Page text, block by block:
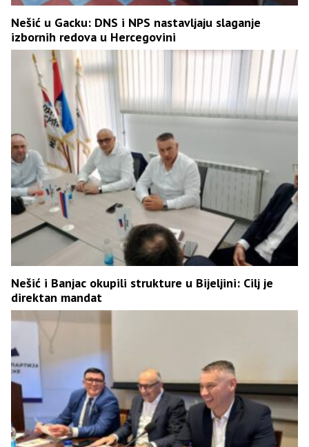
Nešić u Gacku: DNS i NPS nastavljaju slaganje
izbornih redova u Hercegovini
Nešić i Banjac okupili strukture u Bijeljini: Cilj je
direktan mandat